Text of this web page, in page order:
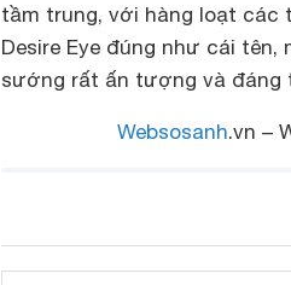
tầm trung, với hàng loạt các
Desire Eye đúng như cái
sướng rất ấn tượng và đáng
Websosanh.vn –